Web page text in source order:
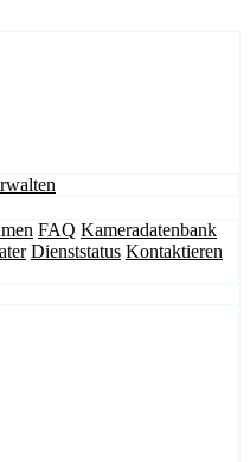
FAQ Kameradatenbank
Dienststatus Kontaktieren